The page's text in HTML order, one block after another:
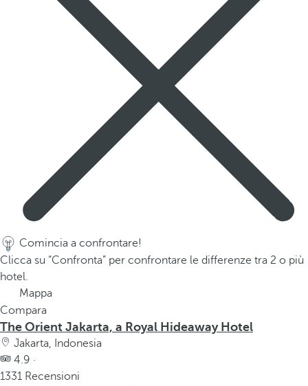
Comincia a confrontare!
Clicca su “Confronta” per confrontare le differenze tra 2 o più
hotel.
Mappa
Compara
The Orient Jakarta, a Royal Hideaway Hotel
Jakarta, Indonesia
4.9 ·
1331 Recensioni